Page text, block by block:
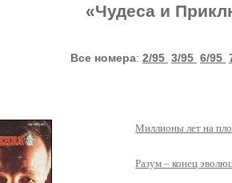
«Чудеса и
Все номера: 2/95 3/95 6/95
Миллионы лет на
Разум – конец